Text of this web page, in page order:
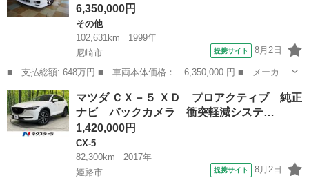
6,350,000円
その他
102,631km
1999年
尼崎市
提携サイト 8月2日
■ 支払総額: 648万円 ■ 車両本体価格： 6,350,000 円 ■ メーカー
名： マツダ ■ 車種名： ＲＸ－７ ■ グレード名： タイプＲ
Ｓ ５型 ＥＮＫＥＩ１７インチアルミ クアンタム車高調 フジツ
ボマフラー ...
兵庫 尼崎市 その他
マツダ ＣＸ－５ ＸＤ プロアクティブ 純正
ナビ バックカメラ 衝突軽減システ…
1,420,000円
CX-5
82,300km
2017年
姫路市
提携サイト 8月2日